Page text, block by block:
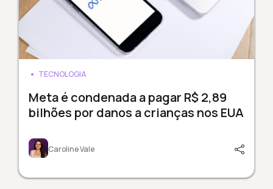
TECNOLOGIA
Meta é condenada a pagar R$ 2,89
bilhões por danos a crianças nos EUA
Caroline Vale